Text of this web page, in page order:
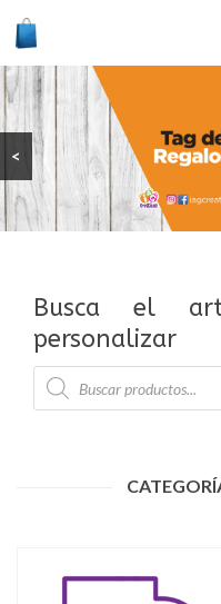
<
Busca el
personalizar